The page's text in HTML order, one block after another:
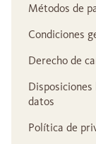
Métodos de
Condiciones
Derecho de
datos
Política de